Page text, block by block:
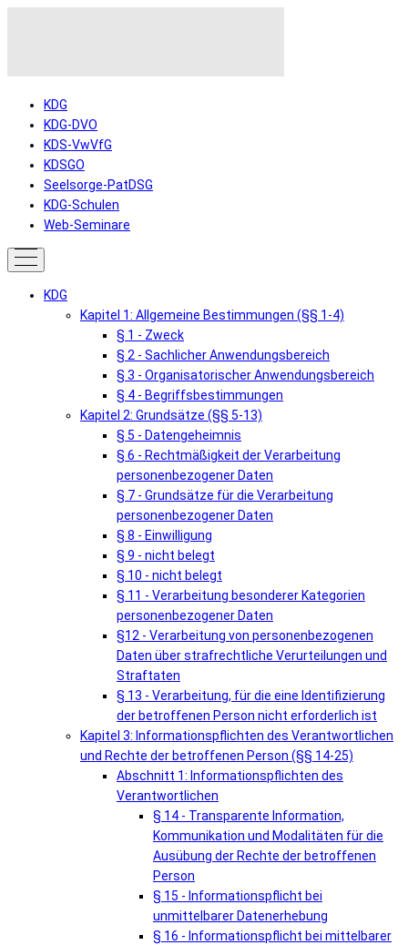
KDG
KDG-DVO
KDS-VwVfG
KDSGO
Seelsorge-PatDSG
KDG-Schulen
Web-Seminare
KDG
Kapitel 1: Allgemeine Bestimmungen (§§ 1-4)
§ 1 - Zweck
§ 2 - Sachlicher Anwendungsbereich
§ 3 - Organisatorischer Anwendungsbereich
§ 4 - Begriffsbestimmungen
Kapitel 2: Grundsätze (§§ 5-13)
§ 5 - Datengeheimnis
§ 6 - Rechtmäßigkeit der Verarbeitung
personenbezogener Daten
§ 7 - Grundsätze für die Verarbeitung
personenbezogener Daten
§ 8 - Einwilligung
§ 9 - nicht belegt
§ 10 - nicht belegt
§ 11 - Verarbeitung besonderer Kategorien
personenbezogener Daten
§12 - Verarbeitung von personenbezogenen
Daten über strafrechtliche Verurteilungen und
Straftaten
§ 13 - Verarbeitung, für die eine Identifizierung
der betroffenen Person nicht erforderlich ist
Kapitel 3: Informationspflichten des Verantwortlichen
und Rechte der betroffenen Person (§§ 14-25)
Abschnitt 1: Informationspflichten des
Verantwortlichen
§ 14 - Transparente Information,
Kommunikation und Modalitäten für die
Ausübung der Rechte der betroffenen
Person
§ 15 - Informationspflicht bei
unmittelbarer Datenerhebung
§ 16 - Informationspflicht bei mittelbarer